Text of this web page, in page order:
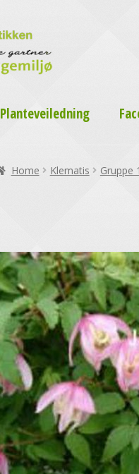
Planteveiledning
Home Klematis Gruppe